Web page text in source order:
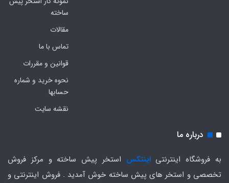
ساخته
مقالات
تماس با ما
قوانین و مقررات
نحوه خرید و شماره
حسابها
نقشه سایت
درباره ما
به فروشگاه اینترنتیاینتکس استخر پیش ساخته و مرکز فروش
تخصصی و استخر های پیش ساخته خوش آمدید . فروش اینترنتی و